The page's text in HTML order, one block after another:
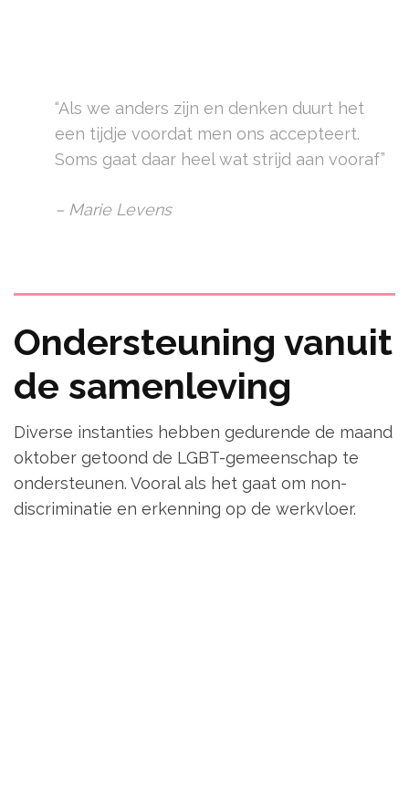
“Als we anders zijn en denken duurt het
een tijdje voordat men ons accepteert.
Soms gaat daar heel wat strijd aan vooraf”
– Marie Levens
Ondersteuning vanuit
de samenleving
Diverse instanties hebben gedurende de maand
oktober getoond de LGBT-gemeenschap te
ondersteunen. Vooral als het gaat om non-
discriminatie en erkenning op de werkvloer.